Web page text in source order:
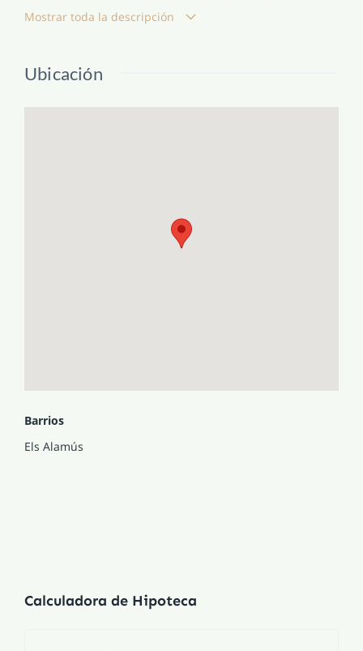
oportunidad de invertir en este terreno y construir la
vivienda de tus sueños!
Mostrar toda la descripción
Ubicación
Barrios
Els Alamús
Calculadora de Hipoteca